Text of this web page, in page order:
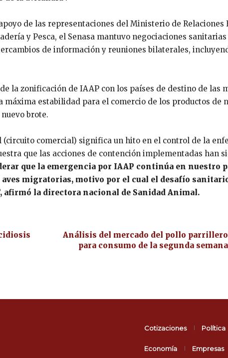
de las representaciones del Ministerio de Relaciones
y Pesca, el Senasa mantuvo negociaciones sanitarias
de información y reuniones bilaterales,
la zonificación de IAAP con los países de destino de las
estabilidad para el comercio de los productos de
brote.
comercial) significa un hito en el control de la
que las acciones de contención implementadas han
que la emergencia por IAAP continúa en nuestro
migratorias, motivo por el cual el desafío
la directora nacional de Sanidad Animal.
Análisis del mercado del pollo parrillero
para consumo de la segunda
Cotizaciones Política
Economía Empresas